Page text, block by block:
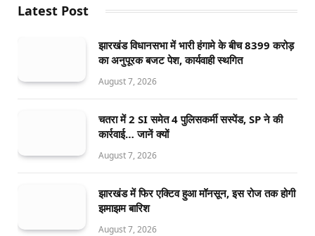
Latest Post
झारखंड विधानसभा में भारी हंगामे के बीच 8399 करोड़
का अनुपूरक बजट पेश, कार्यवाही स्थगित
August 7, 2026
चतरा में 2 SI समेत 4 पुलिसकर्मी सस्पेंड, SP ने की
कार्रवाई… जानें क्यों
August 7, 2026
झारखंड में फिर एक्टिव हुआ मॉनसून, इस रोज तक होगी
झमाझम बारिश
August 7, 2026